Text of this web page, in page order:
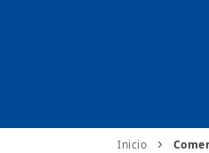
INTERNACIONALIZACIÓN
Inicio